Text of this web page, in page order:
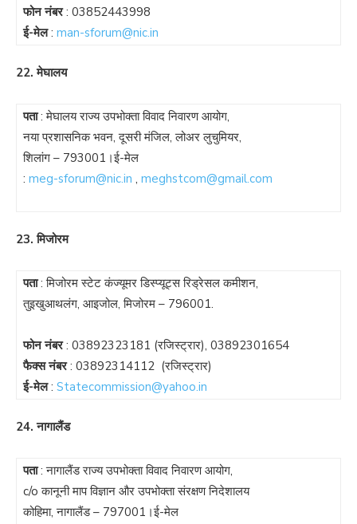
फोन नंबर: 03852443998
ई-मेल: man-sforum@nic.in
22. मेघालय
पता: मेघालय राज्य उपभोक्ता विवाद निवारण आयोग,
नया प्रशासनिक भवन, दूसरी मंजिल, लोअर लुचुमियर,
शिलांग – 793001।ई-मेल
: meg-sforum@nic.in , meghstcom@gmail.com
23. मिजोरम
पता: मिजोरम स्टेट कंज्यूमर डिस्प्यूट्स रिड्रेसल कमीशन,
तुइखुआथलंग, आइजोल, मिजोरम – 796001.
फोन नंबर: 03892323181 (रजिस्ट्रार), 03892301654
फैक्स नंबर: 03892314112 (रजिस्ट्रार)
ई-मेल: Statecommission@yahoo.in
24. नागालैंड
पता: नागालैंड राज्य उपभोक्ता विवाद निवारण आयोग,
c/o कानूनी माप विज्ञान और उपभोक्ता संरक्षण निदेशालय
कोहिमा, नागालैंड – 797001।ई-मेल